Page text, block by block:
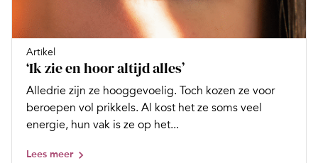
Artikel
‘Ik zie en hoor altijd alles’
Alledrie zijn ze hooggevoelig. Toch kozen ze voor
beroepen vol prikkels. Al kost het ze soms veel
energie, hun vak is ze op het...
Lees meer